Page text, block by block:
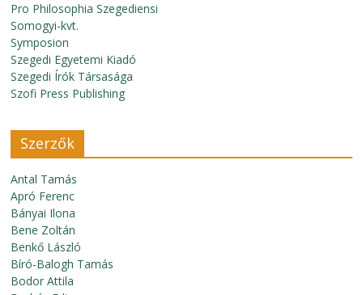
Pro Philosophia Szegediensi
Somogyi-kvt.
Symposion
Szegedi Egyetemi Kiadó
Szegedi Írók Társasága
Szofi Press Publishing
Szerzők
Antal Tamás
Apró Ferenc
Bányai Ilona
Bene Zoltán
Benkő László
Bíró-Balogh Tamás
Bodor Attila